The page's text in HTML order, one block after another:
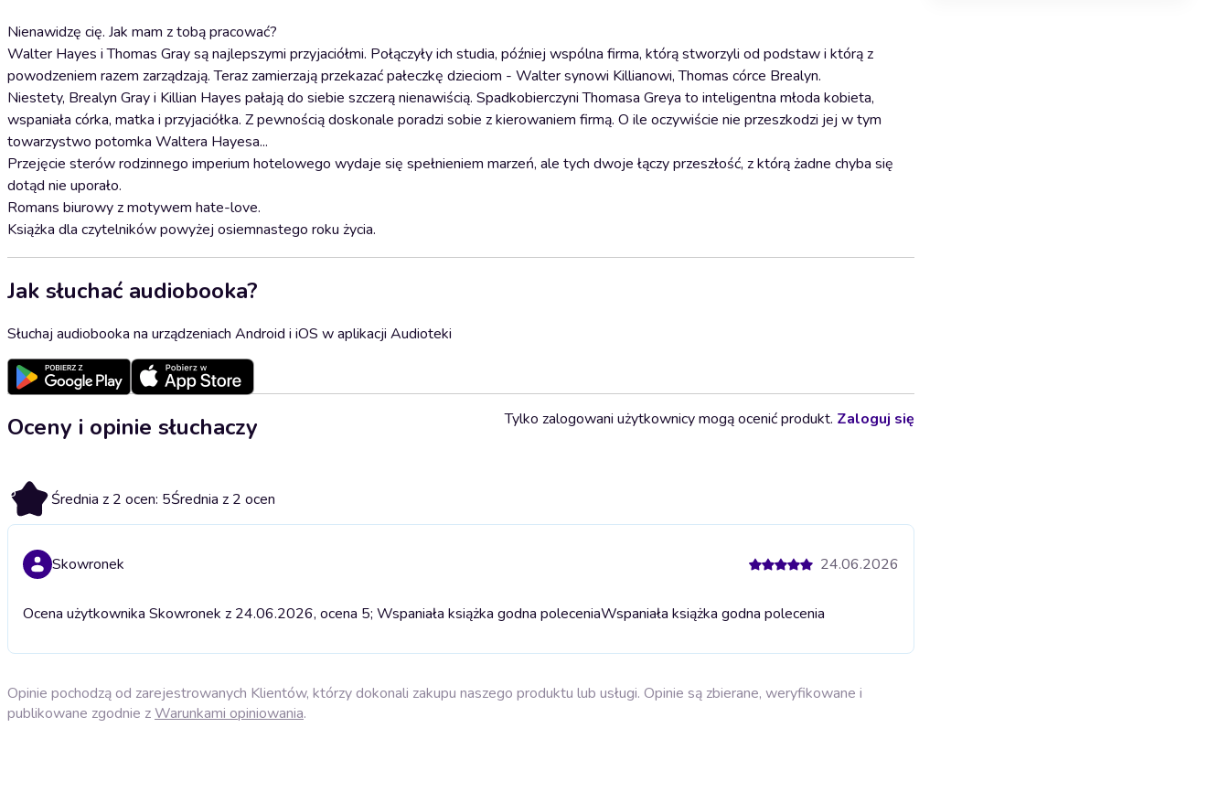
Nienawidzę cię. Jak mam z tobą pracować?
Walter Hayes i Thomas Gray są najlepszymi przyjaciółmi. Połączyły ich studia, później wspólna firma, którą stworzyli od podstaw i którą z
powodzeniem razem zarządzają. Teraz zamierzają przekazać pałeczkę dzieciom - Walter synowi Killianowi, Thomas córce Brealyn.
Niestety, Brealyn Gray i Killian Hayes pałają do siebie szczerą nienawiścią. Spadkobierczyni Thomasa Greya to inteligentna młoda kobieta,
wspaniała córka, matka i przyjaciółka. Z pewnością doskonale poradzi sobie z kierowaniem firmą. O ile oczywiście nie przeszkodzi jej w tym
towarzystwo potomka Waltera Hayesa...
Przejęcie sterów rodzinnego imperium hotelowego wydaje się spełnieniem marzeń, ale tych dwoje łączy przeszłość, z którą żadne chyba się
dotąd nie uporało.
Romans biurowy z motywem hate-love.
Książka dla czytelników powyżej osiemnastego roku życia.
Jak słuchać audiobooka?
Słuchaj audiobooka na urządzeniach Android i iOS w aplikacji Audioteki
Oceny i opinie słuchaczy
5 Średnia z 2 ocen: 5Średnia z 2 ocen
Tylko zalogowani użytkownicy mogą ocenić produkt. Zaloguj się
Skowronek 24.06.2026
Ocena użytkownika Skowronek z 24.06.2026, ocena 5; Wspaniała książka godna poleceniaWspaniała książka godna polecenia
Opinie pochodzą od zarejestrowanych Klientów, którzy dokonali zakupu naszego produktu lub usługi. Opinie są zbierane, weryfikowane i
publikowane zgodnie zWarunkami opiniowania.